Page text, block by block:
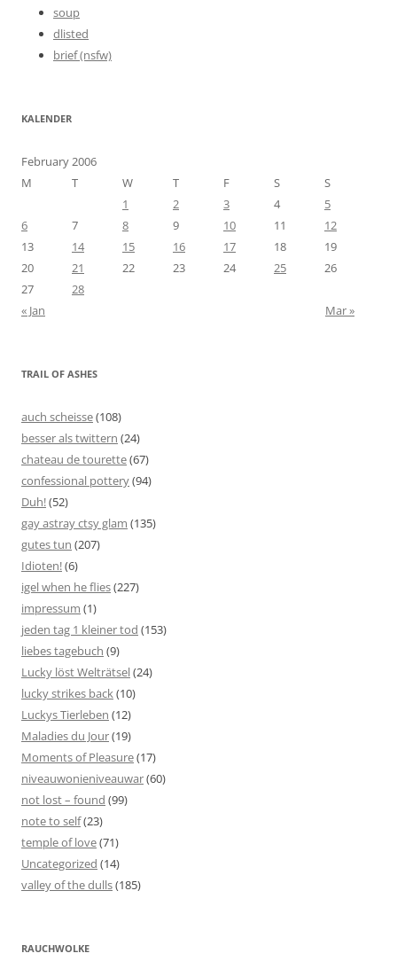
soup
dlisted
brief (nsfw)
KALENDER
February 2006
M
T W T F S
S
1
2 3 4
5
6
7 8 9 10 11
12
13
14 15 16 17 18
19
20
21 22 23 24 25
26
27
28
« Jan
Mar »
TRAIL OF ASHES
auch scheisse(108)
besser als twittern (24)
chateau de tourette(67)
confessional pottery(94)
Duh!(52)
gay astray ctsy glam (135)
gutes tun (207)
Idioten!(6)
igel when he flies(227)
impressum (1)
jeden tag 1 kleiner tod (153)
liebes tagebuch (9)
Lucky löst Welträtsel(24)
lucky strikes back(10)
Luckys Tierleben (12)
Maladies du Jour(19)
Moments of Pleasure(17)
niveauwonieniveauwar(60)
not lost – found (99)
note to self(23)
temple of love(71)
Uncategorized (14)
valley of the dulls(185)
RAUCHWOLKE